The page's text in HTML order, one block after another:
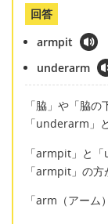
回答
armpit
underarm
「脇」や「脇
「underarm」
「armpit」と
「armpit」の
「arm（アーム